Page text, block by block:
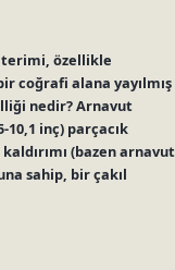
terimi, özellikle
coğrafi alana yayılmış
nedir? Arnavut
10,1 inç) parçacık
(bazen arnavut
sahip, bir çakıl